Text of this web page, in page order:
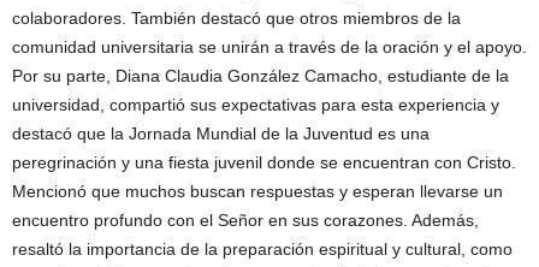
colaboradores. También destacó que otros miembros de la
comunidad universitaria se unirán a través de la oración y el apoyo.
Por su parte, Diana Claudia González Camacho, estudiante de la
universidad, compartió sus expectativas para esta experiencia y
destacó que la Jornada Mundial de la Juventud es una
peregrinación y una fiesta juvenil donde se encuentran con Cristo.
Mencionó que muchos buscan respuestas y esperan llevarse un
encuentro profundo con el Señor en sus corazones. Además,
resaltó la importancia de la preparación espiritual y cultural, como